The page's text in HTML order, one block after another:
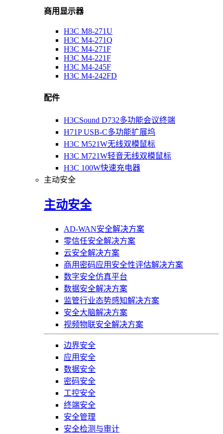
商用显示器
H3C M8-271U
H3C M4-271Q
H3C M4-271F
H3C M4-221F
H3C M4-245F
H3C M4-242FD
配件
H3CSound D732多功能会议终端
H71P USB-C多功能扩展坞
H3C M521W无线双模鼠标
H3C M721W轻音无线双模鼠标
H3C 100W快速充电器
主动安全
主动安全
AD-WAN安全解决方案
零信任安全解决方案
云安全解决方案
商用密码应用安全性评估解决方案
数字安全仿真平台
数据安全解决方案
监管行业态势感知解决方案
安全大脑解决方案
视频物联安全解决方案
边界安全
应用安全
数据安全
密码安全
工控安全
终端安全
安全管理
安全检测与审计